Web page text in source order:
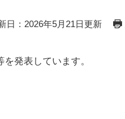
日：2026年5月21日更新
発表しています。​